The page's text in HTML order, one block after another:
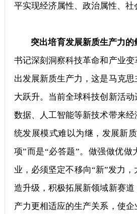
平实现经济属性、政治属性、社
突出培育发展新质生产力的
书记深刻洞察科技革命和产业
出发展新质生产力，这是马克
大跃升。当前全球科技创新活
数据、人工智能等新技术带来
统发展模式难以为继，发展新
项”而是“必答题”。做强做优做
业，必须坚定不移向“新”发力
造升级，积极拓展新领域新赛
产力更相适应的生产关系，使